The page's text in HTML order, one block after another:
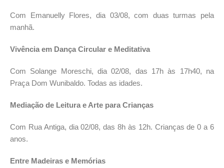
Com Emanuelly Flores, dia 03/08, com duas turmas pela
manhã.
Vivência em Dança Circular e Meditativa
Com Solange Moreschi, dia 02/08, das 17h às 17h40, na
Praça Dom Wunibaldo. Todas as idades.
Mediação de Leitura e Arte para Crianças
Com Rua Antiga, dia 02/08, das 8h às 12h. Crianças de 0 a 6
anos.
Entre Madeiras e Memórias